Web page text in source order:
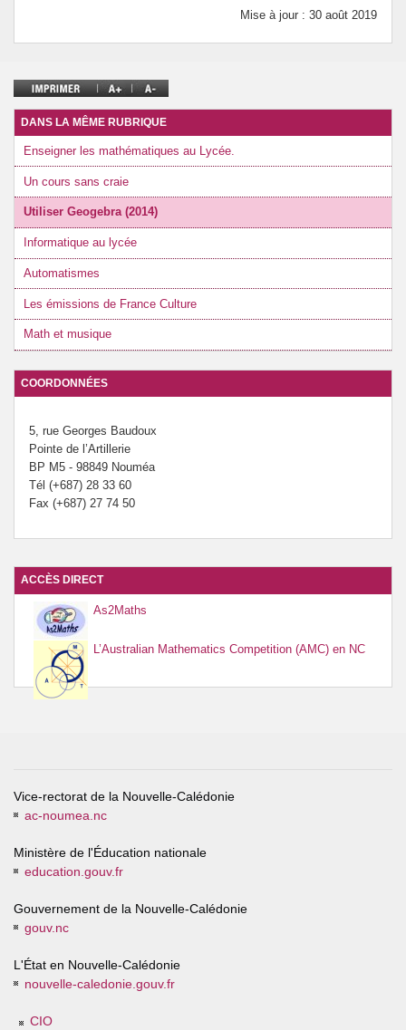
Mise à jour : 30 août 2019
DANS LA MÊME RUBRIQUE
Enseigner les mathématiques au Lycée.
Un cours sans craie
Utiliser Geogebra (2014)
Informatique au lycée
Automatismes
Les émissions de France Culture
Math et musique
COORDONNÉES
5, rue Georges Baudoux
Pointe de l’Artillerie
BP M5 - 98849 Nouméa
Tél (+687) 28 33 60
Fax (+687) 27 74 50
ACCÈS DIRECT
As2Maths
L’Australian Mathematics Competition (AMC) en NC
Vice-rectorat de la Nouvelle-Calédonie
ac-noumea.nc
Ministère de l'Éducation nationale
education.gouv.fr
Gouvernement de la Nouvelle-Calédonie
gouv.nc
L'État en Nouvelle-Calédonie
nouvelle-caledonie.gouv.fr
CIO